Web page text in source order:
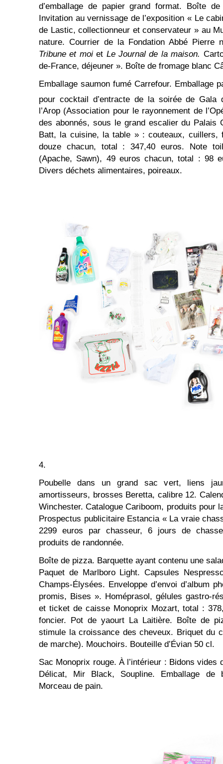
d’emballage de papier grand format. Boîte
Invitation au vernissage de l’exposition « Le
de Lastic, collectionneur et conservateur » au
nature. Courrier de la Fondation Abbé Pierre
Tribune et moiet Le Journal de la maison.
de-France, déjeuner ». Boîte de fromage blanc
Emballage saumon fumé Carrefour. Emballage
pour cocktail d’entracte de la soirée de Gala
l’Arop (Association pour le rayonnement de
des abonnés, sous le grand escalier du Palais
Batt, la cuisine, la table » : couteaux, cuillers,
douze chacun, total : 347,40 euros. Note
(Apache, Sawn), 49 euros chacun, total : 98
Divers déchets alimentaires, poireaux.
4.
Poubelle dans un grand sac vert, liens
amortisseurs, brosses Beretta, calibre 12.
Winchester. Catalogue Cariboom, produits pour
Prospectus publicitaire Estancia « La vraie
2299 euros par chasseur, 6 jours de
produits de randonnée.
Boîte de pizza. Barquette ayant contenu une
Paquet de Marlboro Light. Capsules
Champs-Élysées. Enveloppe d’envoi d’album
promis, Bises ». Homéprasol, gélules gastro-
et ticket de caisse Monoprix Mozart, total :
foncier. Pot de yaourt La Laitière. Boîte de
stimule la croissance des cheveux. Briquet du
de marche). Mouchoirs. Bouteille d’Évian 50 cl.
Sac Monoprix rouge. À l’intérieur : Bidons vides
Délicat, Mir Black, Soupline. Emballage de
Morceau de pain.